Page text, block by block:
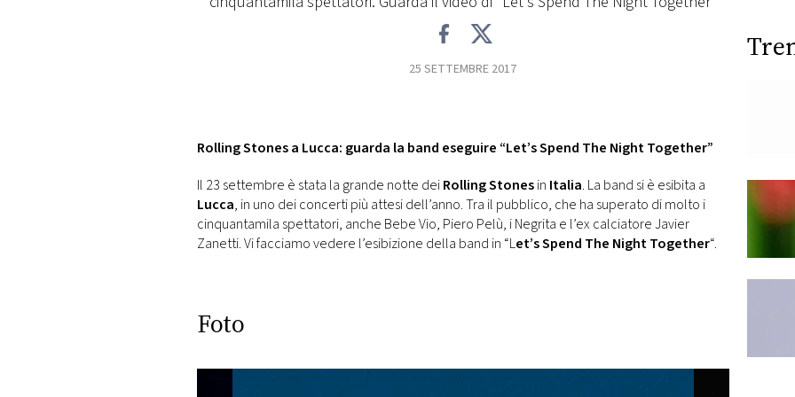
25 SETTEMBRE 2017
Rolling Stones a Lucca: guarda la band eseguire “Let’s Spend The Night Together”
Il 23 settembre è stata la grande notte deiRolling Stonesin Italia. La band si è esibita a
Lucca, in uno dei concerti più attesi dell’anno. Tra il pubblico, che ha superato di molto i
cinquantamila spettatori, anche Bebe Vio, Piero Pelù, i Negrita e l’ex calciatore Javier
Zanetti. Vi facciamo vedere l’esibizione della band in “Let’s Spend The Night Together“.
Foto